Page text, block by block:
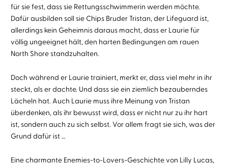
für sie fest, dass sie Rettungsschwimmerin werden möchte.
Dafür ausbilden soll sie Chips Bruder Tristan, der Lifeguard ist,
allerdings kein Geheimnis daraus macht, dass er Laurie für
völlig ungeeignet hält, den harten Bedingungen am rauen
North Shore standzuhalten.
Doch während er Laurie trainiert, merkt er, dass viel mehr in ihr
steckt, als er dachte. Und dass sie ein ziemlich bezauberndes
Lächeln hat. Auch Laurie muss ihre Meinung von Tristan
überdenken, als ihr bewusst wird, dass er nicht nur zu ihr hart
ist, sondern auch zu sich selbst. Vor allem fragt sie sich, was der
Grund dafür ist …
Eine charmante Enemies-to-Lovers-Geschichte von Lilly Lucas,